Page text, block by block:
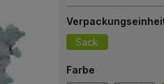
Sack
Farbe